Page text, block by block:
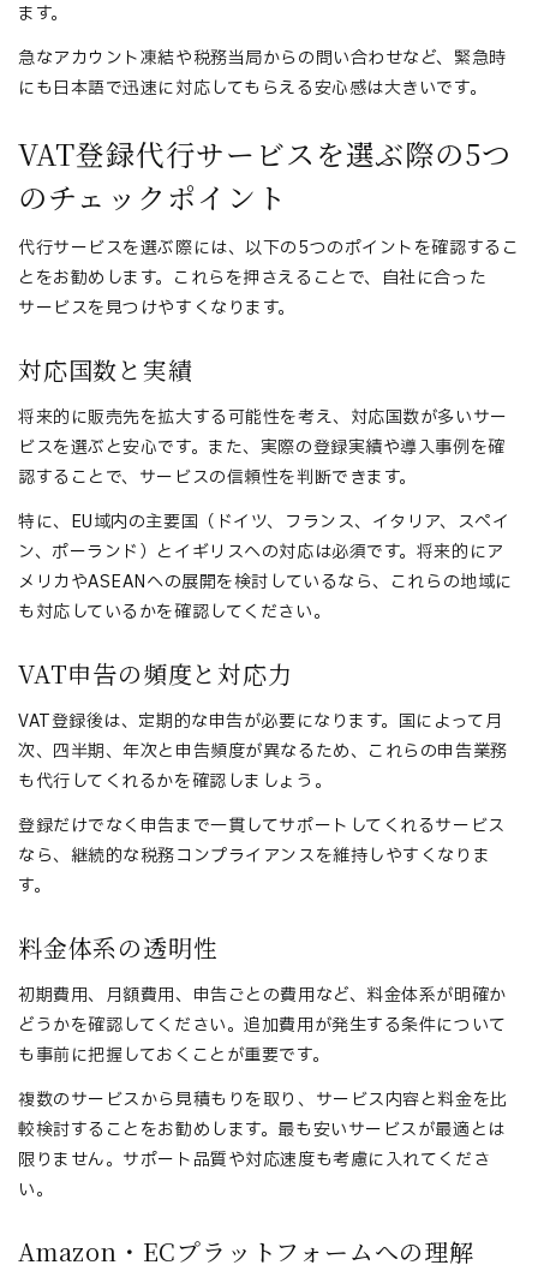
ます。
急なアカウント凍結や税務当局からの問い合わせなど、緊急時
にも日本語で迅速に対応してもらえる安心感は大きいです。
VAT登録代行サービスを選ぶ際の5つ
のチェックポイント
代行サービスを選ぶ際には、以下の5つのポイントを確認するこ
とをお勧めします。これらを押さえることで、自社に合った
サービスを見つけやすくなります。
対応国数と実績
将来的に販売先を拡大する可能性を考え、対応国数が多いサー
ビスを選ぶと安心です。また、実際の登録実績や導入事例を確
認することで、サービスの信頼性を判断できます。
特に、EU域内の主要国（ドイツ、フランス、イタリア、スペイ
ン、ポーランド）とイギリスへの対応は必須です。将来的にア
メリカやASEANへの展開を検討しているなら、これらの地域に
も対応しているかを確認してください。
VAT申告の頻度と対応力
VAT登録後は、定期的な申告が必要になります。国によって月
次、四半期、年次と申告頻度が異なるため、これらの申告業務
も代行してくれるかを確認しましょう。
登録だけでなく申告まで一貫してサポートしてくれるサービス
なら、継続的な税務コンプライアンスを維持しやすくなりま
す。
料金体系の透明性
初期費用、月額費用、申告ごとの費用など、料金体系が明確か
どうかを確認してください。追加費用が発生する条件について
も事前に把握しておくことが重要です。
複数のサービスから見積もりを取り、サービス内容と料金を比
較検討することをお勧めします。最も安いサービスが最適とは
限りません。サポート品質や対応速度も考慮に入れてくださ
い。
Amazon・ECプラットフォームへの理解